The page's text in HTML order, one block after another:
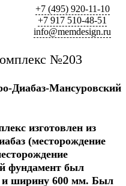
+7 (495) 920-11-10
+7 917 510-48-51
info@memdesign.ru
№203
Диабаз-Мансуровский
изготовлен из
(месторождение
фундамент был
и ширину 600 мм. Был